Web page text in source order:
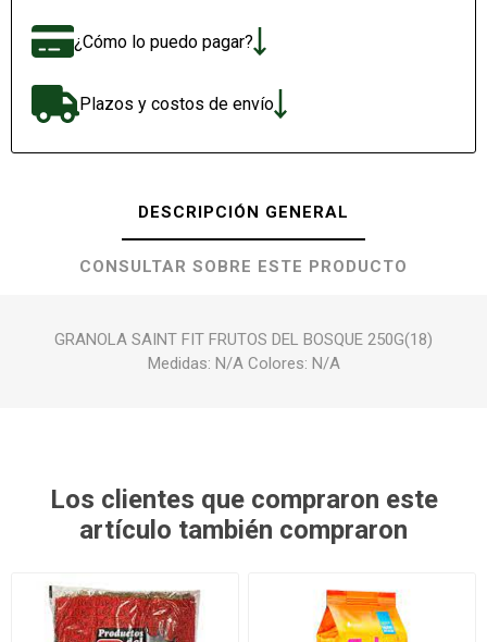
¿Cómo lo puedo pagar?
Plazos y costos de envío
DESCRIPCIÓN GENERAL
CONSULTAR SOBRE ESTE PRODUCTO
GRANOLA SAINT FIT FRUTOS DEL BOSQUE 250G(18)
Medidas: N/A Colores: N/A
Los clientes que compraron este
artículo también compraron